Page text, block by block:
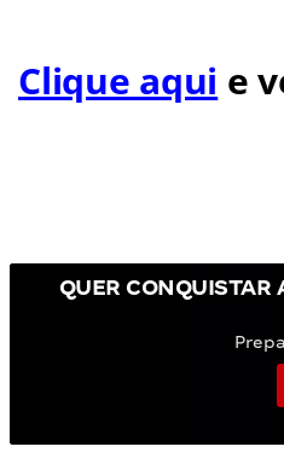
Clique aqui e
QUER CONQUISTAR